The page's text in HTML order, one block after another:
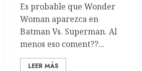
Es probable que Wonder
Woman aparezca en
Batman Vs. Superman. Al
menos eso coment??...
LEER MÁS